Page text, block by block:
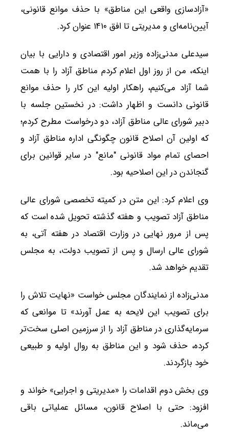
«آزادسازی واقعی این مناطق» با حذف موانع قانونی،
آیین‌نامه‌ای و مدیریتی تا افق ۱۴۱۰ عنوان کرد.
سیدعلی مدنی‌زاده وزیر امور اقتصادی و دارایی با بیان
اینکه، من از روز اول اعلام کردم مناطق آزاد را با همت
شما آزاد می‌کنیم، راهکار اولیه این کار را حذف موانع
قانونی دانست و اظهار داشت: در نخستین جلسه با
دبیر شورای عالی مناطق آزاد، دو درخواست مطرح کردم؛
که اولین آن اصلاح قانون چگونگی اداره مناطق آزاد و
احصای تمام مواد قانونی "مانع‌" در سایر قوانین برای
گنجاندن در این اصلاحیه بود.
وی اعلام کرد: این متن در کمیته تخصصی شورای عالی
مناطق آزاد تصویب و هفته گذشته تحویل شده است که
پس از مرور نهایی در وزارت اقتصاد در هفته آتی، به
شورای عالی ارسال و پس از تصویب دولت، به مجلس
تقدیم خواهد شد.
مدنی‌زاده از نمایندگان مجلس خواست «نهایت تلاش را
برای تصویب این لایحه به عمل آورند» تا موانعی که
سرمایه‌گذاری در مناطق آزاد را از سرزمین اصلی سخت‌تر
کرده، حذف شود و این مناطق به روال اولیه و طبیعی
خود بازگردند.
وی بخش دوم اقدامات را «مدیریتی و اجرایی» خواند و
افزود: حتی با اصلاح قانون، مسائل عملیاتی باقی
می‌ماند.